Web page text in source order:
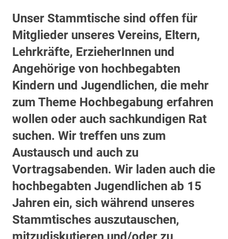
Unser Stammtische sind offen für
Mitglieder unseres Vereins, Eltern,
Lehrkräfte, ErzieherInnen und
Angehörige von hochbegabten
Kindern und Jugendlichen, die mehr
zum Theme Hochbegabung erfahren
wollen oder auch sachkundigen Rat
suchen. Wir treffen uns zum
Austausch und auch zu
Vortragsabenden. Wir laden auch die
hochbegabten Jugendlichen ab 15
Jahren ein, sich während unseres
Stammtisches auszutauschen,